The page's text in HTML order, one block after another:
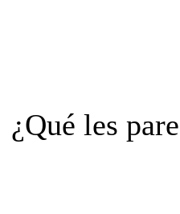
¿Qué les